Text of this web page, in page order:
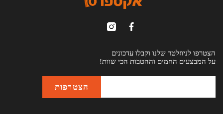
הצטרפו לניוזלטר שלנו וקבלו עדכונים
על המבצעים החמים וההטבות הכי שוות!